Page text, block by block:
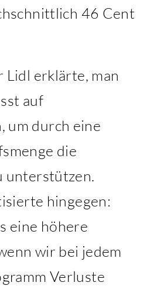
46 Cent
erklärte, man
auf
um durch eine
die
unterstützen.
hingegen:
eine höhere
wir bei jedem
Verluste